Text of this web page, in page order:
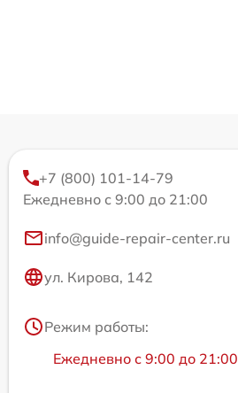
+7 (800) 101-14-79
Ежедневно с 9:00 до 21:00
info@guide-repair-center.ru
ул. Кирова, 142
Режим работы:
Ежедневно с 9:00 до 21:00